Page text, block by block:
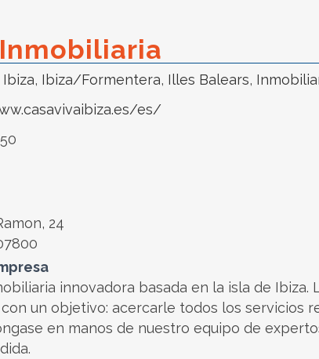
Ibiza, Ibiza/Formentera, Illes Balears,
es/
24
innovadora basada en la isla de
un objetivo: acercarle todos los servicios
en manos de nuestro equipo de